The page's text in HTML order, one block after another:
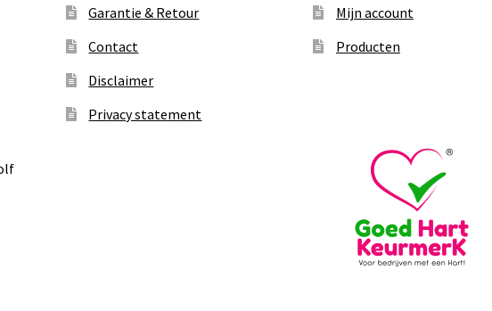
Garantie & Retour
Contact
Disclaimer
Privacy statement
Mijn account
Producten